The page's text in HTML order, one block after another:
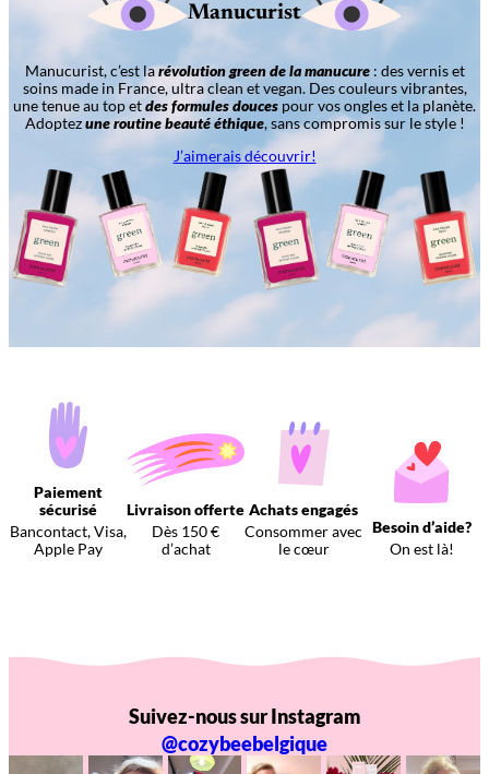
Manucurist
Manucurist, c’est larévolution green de la manucure: des vernis et
soins made in France, ultra clean et vegan. Des couleurs vibrantes,
une tenue au top etdes formules douces pour vos ongles et la planète.
Adoptezune routine beauté éthique, sans compromis sur le style !
J’aimerais découvrir!
Paiement
sécurisé
Bancontact, Visa,
Apple Pay
Livraison offerte
Dès 150 €
d’achat
Achats engagés
Consommer avec
le cœur
Besoin d’aide?
On est là!
Suivez-nous sur Instagram
@cozybeebelgique